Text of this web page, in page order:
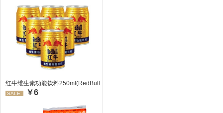
红牛维生素功能饮料250ml(RedBull/红牛)
SALE: ￥6